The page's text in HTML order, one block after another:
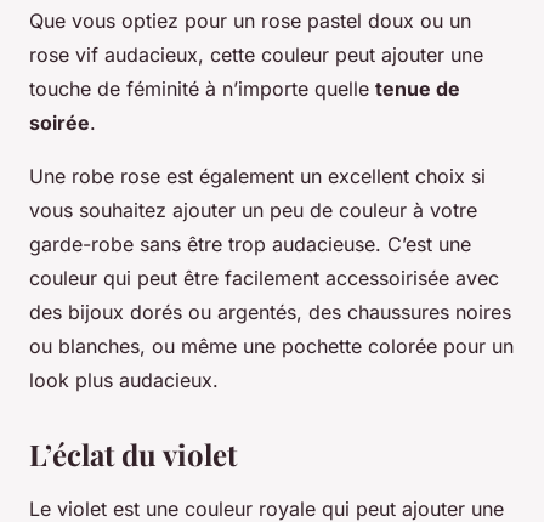
Que vous optiez pour un rose pastel doux ou un
rose vif audacieux, cette couleur peut ajouter une
touche de féminité à n’importe quelle tenue de
soirée.
Une robe rose est également un excellent choix si
vous souhaitez ajouter un peu de couleur à votre
garde-robe sans être trop audacieuse. C’est une
couleur qui peut être facilement accessoirisée avec
des bijoux dorés ou argentés, des chaussures noires
ou blanches, ou même une pochette colorée pour un
look plus audacieux.
L’éclat du violet
Le violet est une couleur royale qui peut ajouter une